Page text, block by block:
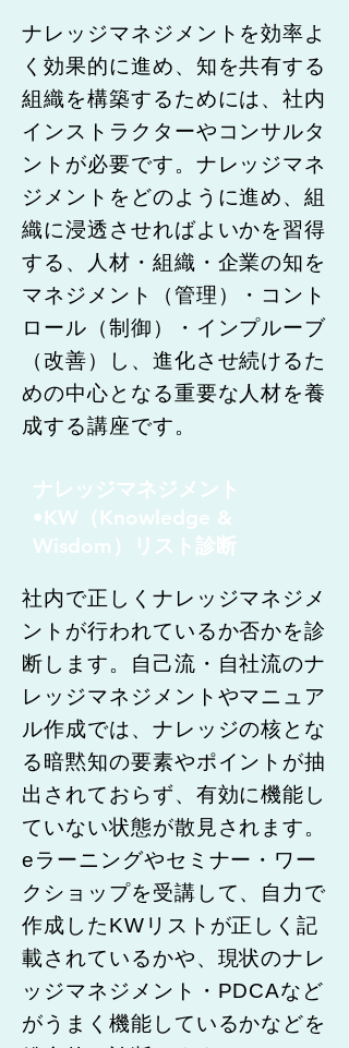
ナレッジマネジメントを効率よ
く効果的に進め、知を共有する
組織を構築するためには、社内
インストラクターやコンサルタ
ントが必要です。ナレッジマネ
ジメントをどのように進め、組
織に浸透させればよいかを習得
する、人材・組織・企業の知を
マネジメント（管理）・コント
ロール（制御）・インプルーブ
（改善）し、進化させ続けるた
めの中心となる重要な人材を養
成する講座です。
ナレッジマネジメント
•KW（Knowledge &
Wisdom）リスト診断
社内で正しくナレッジマネジメ
ントが行われているか否かを診
断します。自己流・自社流のナ
レッジマネジメントやマニュア
ル作成では、ナレッジの核とな
る暗黙知の要素やポイントが抽
出されておらず、有効に機能し
ていない状態が散見されます。
eラーニングやセミナー・ワー
クショップを受講して、自力で
作成したKWリストが正しく記
載されているかや、現状のナレ
ッジマネジメント・PDCAなど
がうまく機能しているかなどを